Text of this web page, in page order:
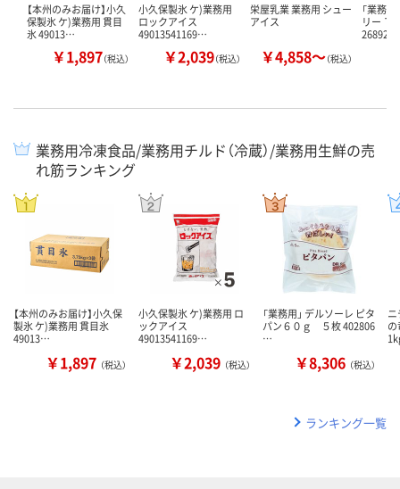
【本州のみお届け】小久
保製氷 ケ)業務用 貫目
氷 49013…
￥1,897（税込）
小久保製氷 ケ)業務用
ロックアイス
49013541169…
￥2,039（税込）
栄屋乳業 業務用 シュー
アイス
￥4,858～（税込）
「業務
リー Ｔ
26892 …
業務用冷凍食品/業務用チルド（冷蔵）/業務用生鮮の売
れ筋ランキング
【本州のみお届け】小久保
製氷 ケ)業務用 貫目氷
49013…
￥1,897 （税込）
小久保製氷 ケ)業務用 ロ
ックアイス
49013541169…
￥2,039 （税込）
「業務用」 デルソーレ ピタ
パン６０ｇ ５枚 402806
…
￥8,306 （税込）
ニ
ランキング一覧